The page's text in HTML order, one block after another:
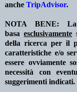
anche TripAdvisor.
NOTA BENE:
basa esclusivamente
della ricerca per il
caratteristiche e/o
essere ovviamente
necessità con
suggerimenti indicati.